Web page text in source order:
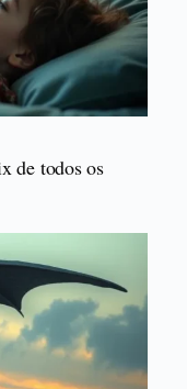
de todos os